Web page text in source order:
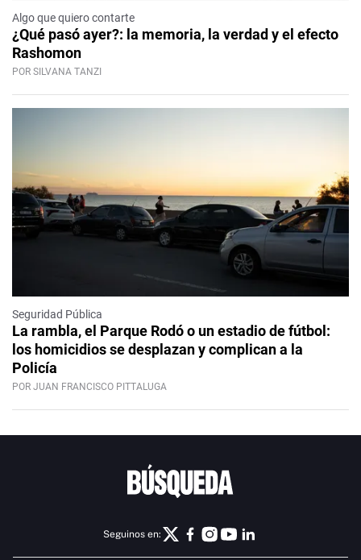
Algo que quiero contarte
¿Qué pasó ayer?: la memoria, la verdad y el efecto
Rashomon
POR SILVANA TANZI
Seguridad Pública
La rambla, el Parque Rodó o un estadio de fútbol:
los homicidios se desplazan y complican a la
Policía
POR JUAN FRANCISCO PITTALUGA
Seguinos en: